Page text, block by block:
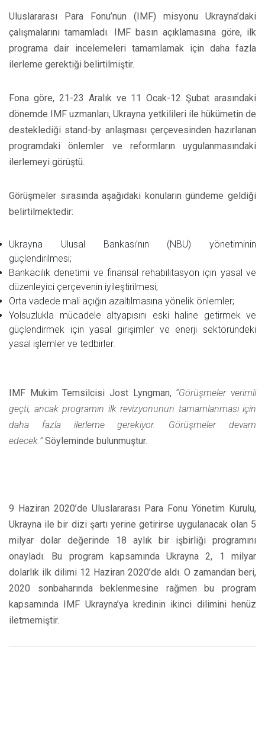
Uluslararası Para Fonu’nun (IMF) misyonu Ukrayna’daki
çalışmalarını tamamladı. IMF basın açıklamasına göre, ilk
programa dair incelemeleri tamamlamak için daha fazla
ilerleme gerektiği belirtilmiştir.
Fona göre, 21-23 Aralık ve 11 Ocak-12 Şubat arasındaki
dönemde IMF uzmanları, Ukrayna yetkilileri ile hükümetin de
desteklediği stand-by anlaşması çerçevesinden hazırlanan
programdaki önlemler ve reformların uygulanmasındaki
ilerlemeyi görüştü.
Görüşmeler sırasında aşağıdaki konuların gündeme geldiği
belirtilmektedir:
Ukrayna Ulusal Bankası’nın (NBU) yönetiminin
güçlendirilmesi;
Bankacılık denetimi ve finansal rehabilitasyon için yasal ve
düzenleyici çerçevenin iyileştirilmesi;
Orta vadede mali açığın azaltılmasına yönelik önlemler;
Yolsuzlukla mücadele altyapısını eski haline getirmek ve
güçlendirmek için yasal girişimler ve enerji sektöründeki
yasal işlemler ve tedbirler.
IMF Mukim Temsilcisi Jost Lyngman, “Görüşmeler verimli
geçti, ancak programın ilk revizyonunun tamamlanması için
daha fazla ilerleme gerekiyor. Görüşmeler devam
edecek.”Söyleminde bulunmuştur.
9 Haziran 2020’de Uluslararası Para Fonu Yönetim Kurulu,
Ukrayna ile bir dizi şartı yerine getirirse uygulanacak olan 5
milyar dolar değerinde 18 aylık bir işbirliği programını
onayladı. Bu program kapsamında Ukrayna 2, 1 milyar
dolarlık ilk dilimi 12 Haziran 2020’de aldı. O zamandan beri,
2020 sonbaharında beklenmesine rağmen bu program
kapsamında IMF Ukrayna’ya kredinin ikinci dilimini henüz
iletmemiştir.